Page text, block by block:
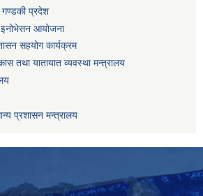
गण्डकी प्रदेश
आयोजना
सहयोग कार्यक्रम
तथा यातायात व्यवस्था मन्त्रालय
प्रशासन मन्त्रालय